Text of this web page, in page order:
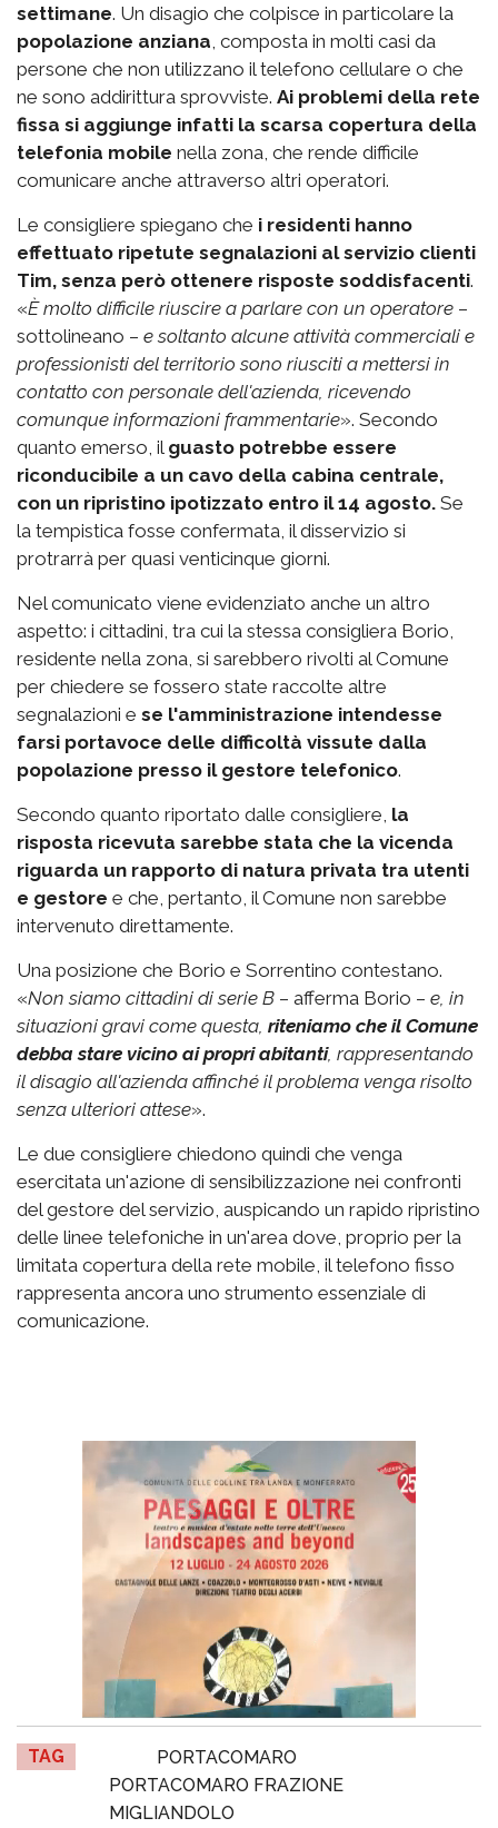
settimane. Un disagio che colpisce in particolare la
popolazione anziana , composta in molti casi da
persone che non utilizzano il telefono cellulare o che
ne sono addirittura sprovviste. Ai problemi della rete
fissa si aggiunge infatti la scarsa copertura della
telefonia mobile nella zona, che rende difficile
comunicare anche attraverso altri operatori.
Le consigliere spiegano che i residenti hanno
effettuato ripetute segnalazioni al servizio clienti
Tim, senza però ottenere risposte soddisfacenti.
«È molto difficile riuscire a parlare con un operatore –
sottolineano – e soltanto alcune attività commerciali e
professionisti del territorio sono riusciti a mettersi in
contatto con personale dell'azienda, ricevendo
comunque informazioni frammentarie». Secondo
quanto emerso, il guasto potrebbe essere
riconducibile a un cavo della cabina centrale,
con un ripristino ipotizzato entro il 14 agosto. Se
la tempistica fosse confermata, il disservizio si
protrarrà per quasi venticinque giorni.
Nel comunicato viene evidenziato anche un altro
aspetto: i cittadini, tra cui la stessa consigliera Borio,
residente nella zona, si sarebbero rivolti al Comune
per chiedere se fossero state raccolte altre
segnalazioni e se l'amministrazione intendesse
farsi portavoce delle difficoltà vissute dalla
popolazione presso il gestore telefonico.
Secondo quanto riportato dalle consigliere, la
risposta ricevuta sarebbe stata che la vicenda
riguarda un rapporto di natura privata tra utenti
e gestore e che, pertanto, il Comune non sarebbe
intervenuto direttamente.
Una posizione che Borio e Sorrentino contestano.
«Non siamo cittadini di serie B – afferma Borio – e, in
situazioni gravi come questa, riteniamo che il Comune
debba stare vicino ai propri abitanti, rappresentando
il disagio all'azienda affinché il problema venga risolto
senza ulteriori attese».
Le due consigliere chiedono quindi che venga
esercitata un'azione di sensibilizzazione nei confronti
del gestore del servizio, auspicando un rapido ripristino
delle linee telefoniche in un'area dove, proprio per la
limitata copertura della rete mobile, il telefono fisso
rappresenta ancora uno strumento essenziale di
comunicazione.
TAG
PORTACOMARO
PORTACOMARO FRAZIONE
MIGLIANDOLO